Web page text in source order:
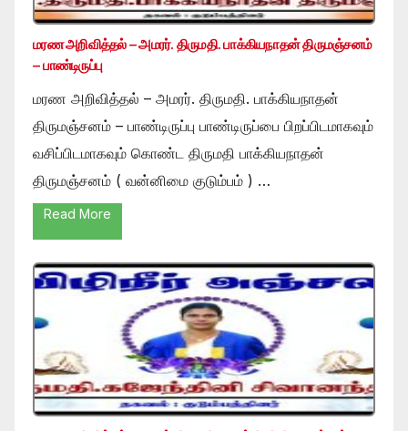
மரண அறிவித்தல் – அமரர். திருமதி. பாக்கியநாதன் திருமஞ்சனம்
– பாண்டிருப்பு
மரண அறிவித்தல் – அமரர். திருமதி. பாக்கியநாதன்
திருமஞ்சனம் – பாண்டிருப்பு பாண்டிருப்பை பிறப்பிடமாகவும்
வசிப்பிடமாகவும் கொண்ட திருமதி பாக்கியநாதன்
திருமஞ்சனம் ( வன்னிமை குடும்பம் ) …
Read More